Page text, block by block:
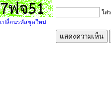
เปลี่ยนรหัสชุดใหม่
ใส่